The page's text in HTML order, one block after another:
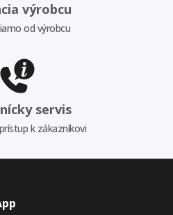
výrobcu
od výrobcu
servis
k zákazníkovi